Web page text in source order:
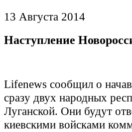
13 Августа 2014
Наступление
Lifenews сообщил о
сразу двух народных
Луганской. Они будут
киевскими войсками